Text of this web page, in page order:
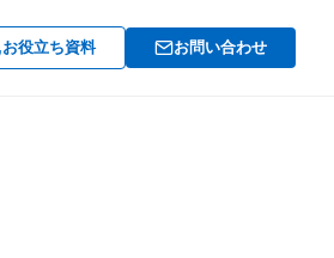
お役立ち資料 お問い合わせ